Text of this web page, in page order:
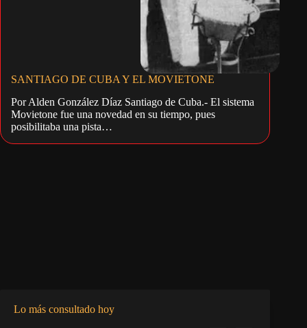
SANTIAGO DE CUBA Y EL MOVIETONE
Por Alden González Díaz Santiago de Cuba.- El sistema
Movietone fue una novedad en su tiempo, pues
posibilitaba una pista…
Lo más consultado hoy